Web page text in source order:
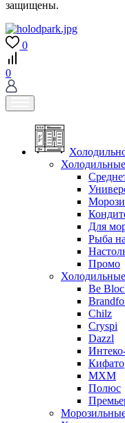
защищены.
0
0
Для
Рыба
Промо
Be
Chilz
Cryspi
Dazzl
Кифато
МХМ
Полюс